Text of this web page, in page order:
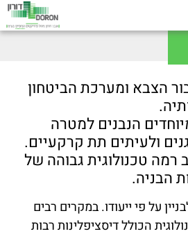
הצבא ומערכת הביטחון
הנבנים למטרה
ולעיתים תת קרקעיים.
רמה טכנולוגית גבוהה של
הבניה.
על פי ייעודו. במקרים רבים
הכולל דיסציפלינות רבות